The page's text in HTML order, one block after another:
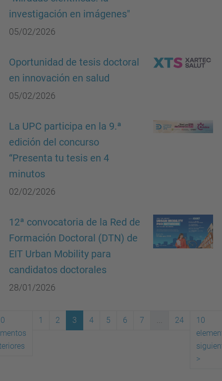
investigación en imágenes"
05/02/2026
Oportunidad de tesis doctoral
en innovación en salud
05/02/2026
La UPC participa en la 9.ª
edición del concurso
“Presenta tu tesis en 4
minutos
02/02/2026
12ª convocatoria de la Red de
Formación Doctoral (DTN) de
EIT Urban Mobility para
candidatos doctorales
28/01/2026
1 2 3 4 5 6 7 ... 24
10
>